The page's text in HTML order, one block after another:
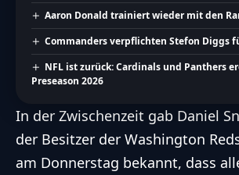
Aaron Donald trainiert wieder mit den
Commanders verpflichten Stefon Diggs
NFL ist zurück: Cardinals und Panthers
Preseason 2026
In der Zwischenzeit gab Daniel
der Besitzer der Washington
am Donnerstag bekannt, dass